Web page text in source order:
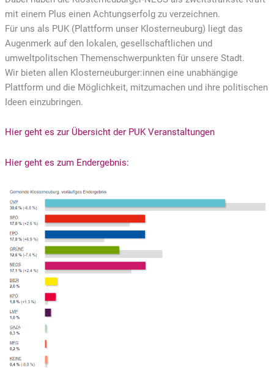
mit einem Plus einen Achtungserfolg zu verzeichnen.
Für uns als PUK (Plattform unser Klosterneuburg) liegt das
Augenmerk auf den lokalen, gesellschaftlichen und
umweltpolitschen Themenschwerpunkten für unsere Stadt.
Wir bieten allen Klosterneuburger:innen eine unabhängige
Plattform und die Möglichkeit, mitzumachen und ihre politischen
Ideen einzubringen.
Hier geht es zur Übersicht der PUK Veranstaltungen
Hier geht es zum Endergebnis: